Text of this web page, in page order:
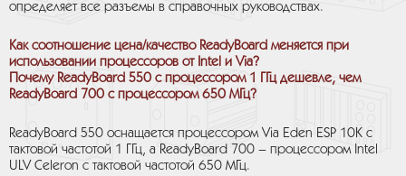
определяет все разъемы в справочных руководствах.
Как соотношение цена/качество ReadyBoard меняется при
использовании процессоров от Intel и Via?
Почему ReadyBoard 550 с процессором 1 ГГц дешевле, чем
ReadyBoard 700 с процессором 650 МГц?
ReadyBoard 550 оснащается процессором Via Eden ESP 10K с
тактовой частотой 1 ГГц, а ReadyBoard 700 – процессором Intel
ULV Celeron с тактовой частотой 650 МГц.